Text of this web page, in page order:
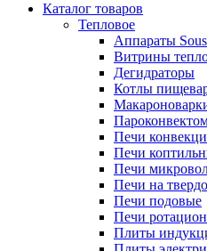
Каталог товаров
Тепловое
Аппараты
Витрины
Дегидраторы
Котлы
Печи
Печи
Печи
Печи на
Печи подовые
Печи
Плиты